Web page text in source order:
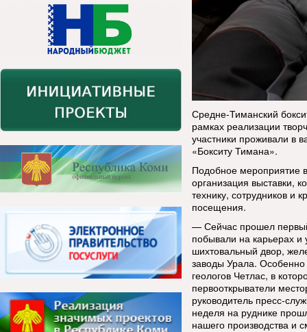
Средне-Тиманский
рамках реализации
участники проживали в
«Бокситу Тимана».
Подобное мероприятие
организация выставки,
технику, сотрудников и
посещения.
— Сейчас прошел
побывали на карьерах и
шихтовальный двор,
заводы Урала. Особенно
геологов Четлас, в
первооткрыватели
руководитель пресс-
неделя на руднике
нашего производства и